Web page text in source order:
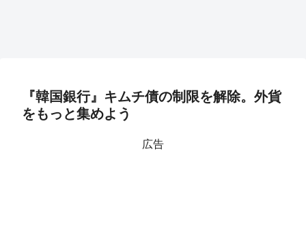
『韓国銀行』キムチ債の制限を解除。外貨
をもっと集めよう
広告